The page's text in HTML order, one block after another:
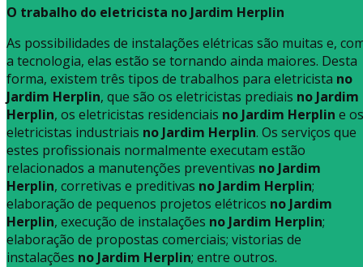
O trabalho do eletricista no Jardim Herplin
As possibilidades de instalações elétricas são muitas e,
a tecnologia, elas estão se tornando ainda maiores. Desta
forma, existem três tipos de trabalhos para eletricista no
Jardim Herplin, que são os eletricistas prediais no Jardim
Herplin, os eletricistas residenciais no Jardim Herplin e os
eletricistas industriais no Jardim Herplin. Os serviços que
estes profissionais normalmente executam estão
relacionados a manutenções preventivas no Jardim
Herplin, corretivas e preditivas no Jardim Herplin;
elaboração de pequenos projetos elétricos no Jardim
Herplin, execução de instalações no Jardim Herplin;
elaboração de propostas comerciais; vistorias de
instalações no Jardim Herplin; entre outros.